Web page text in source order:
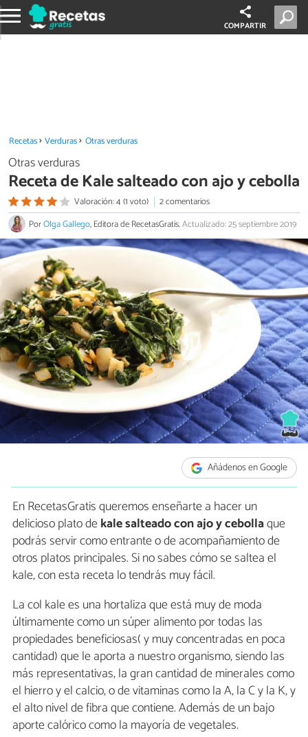
COMPARTIR
Recetas Verduras Otras verduras
Otras verduras
Receta de Kale salteado con ajo y cebolla
Valoración: 4 (1 voto)
2 comentarios
PorOlga Gallego, Editora de RecetasGratis.Actualizado: 25 septiembre 2019
Añádenos en Google
En RecetasGratis queremos enseñarte a hacer un
delicioso plato dekale salteado con ajo y cebollaque
podrás servir como entrante o de acompañamiento de
otros platos principales. Si no sabes cómo se saltea el
kale, con esta receta lo tendrás muy fácil.
La col kale es una hortaliza que está muy de moda
últimamente como un súper alimento por todas las
propiedades beneficiosas( y muy concentradas en poca
cantidad) que le aporta a nuestro organismo, siendo las
más representativas, la gran cantidad de minerales como
el hierro y el calcio, o de vitaminas como la A, la C y la K, y
el alto nivel de fibra que contiene. Además de un bajo
aporte calórico como la mayoría de vegetales.